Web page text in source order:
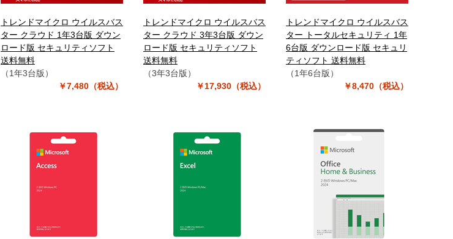
トレンドマイクロ ウイルスバス
ター クラウド 1年3台版 ダウン
ロード版 セキュリティソフト
送料無料
（1年3台版）
￥7,480（税込）
トレンドマイクロ ウイルスバス
ター クラウド 3年3台版 ダウン
ロード版 セキュリティソフト
送料無料
（3年3台版）
￥17,930（税込）
トレンドマイクロ ウイルスバス
ター トータルセキュリティ 1年
6台版 ダウンロード版 セキュリ
ティソフト 送料無料
（1年6台版）
￥8,470（税込）